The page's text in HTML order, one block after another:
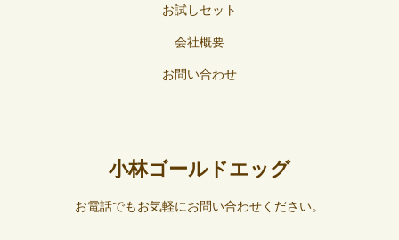
お試しセット
会社概要
お問い合わせ
小林ゴールドエッグ
お電話でもお気軽にお問い合わせください。